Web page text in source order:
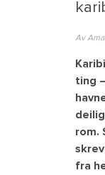
Av
ting
rom.
fra